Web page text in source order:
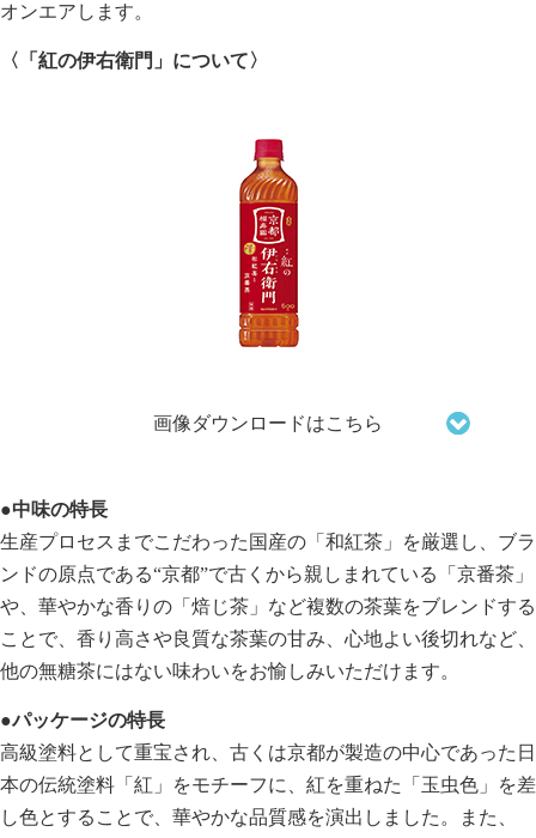
オンエアします。
〈「紅の伊右衛門」について〉
画像ダウンロードはこちら
●中味の特長
生産プロセスまでこだわった国産の「和紅茶」を厳選し、ブラ
ンドの原点である“京都”で古くから親しまれている「京番茶」
や、華やかな香りの「焙じ茶」など複数の茶葉をブレンドする
ことで、香り高さや良質な茶葉の甘み、心地よい後切れなど、
他の無糖茶にはない味わいをお愉しみいただけます。
●パッケージの特長
高級塗料として重宝され、古くは京都が製造の中心であった日
本の伝統塗料「紅」をモチーフに、紅を重ねた「玉虫色」を差
し色とすることで、華やかな品質感を演出しました。また、